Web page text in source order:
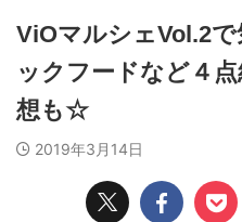
ViOマルシェVol.2
ックフードなど４
想も☆
2019年3月14日